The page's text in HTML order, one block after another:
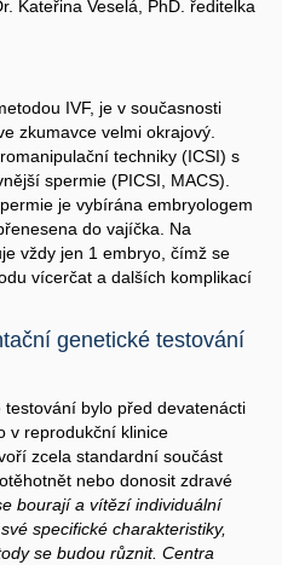
Kateřina Veselá, PhD. ředitelka
IVF, je v současnosti
zkumavce velmi okrajový.
techniky (ICSI) s
spermie (PICSI, MACS).
je vybírána embryologem
do vajíčka. Na
vždy jen 1 embryo, čímž se
vícerčat a dalších komplikací
genetické testování
bylo před devatenácti
v reprodukční klinice
zcela standardní součást
nebo donosit zdravé
bourají a vítězí individuální
specifické charakteristiky,
se budou různit. Centra